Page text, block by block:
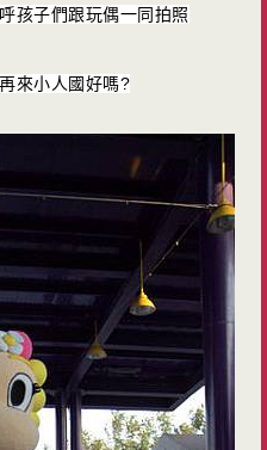
孩子們跟玩偶一同拍照
來小人國好嗎?